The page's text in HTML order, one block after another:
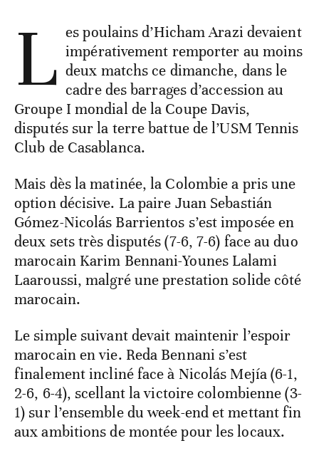
L es poulains d’Hicham Arazi devaient
impérativement remporter au moins
deux matchs ce dimanche, dans le
cadre des barrages d’accession au
Groupe I mondial de la Coupe Davis,
disputés sur la terre battue de l’USM Tennis
Club de Casablanca.
Mais dès la matinée, la Colombie a pris une
option décisive. La paire Juan Sebastián
Gómez-Nicolás Barrientos s’est imposée en
deux sets très disputés (7-6, 7-6) face au duo
marocain Karim Bennani-Younes Lalami
Laaroussi, malgré une prestation solide côté
marocain.
Le simple suivant devait maintenir l’espoir
marocain en vie. Reda Bennani s’est
finalement incliné face à Nicolás Mejía (6-1,
2-6, 6-4), scellant la victoire colombienne (3-
1) sur l’ensemble du week-end et mettant fin
aux ambitions de montée pour les locaux.